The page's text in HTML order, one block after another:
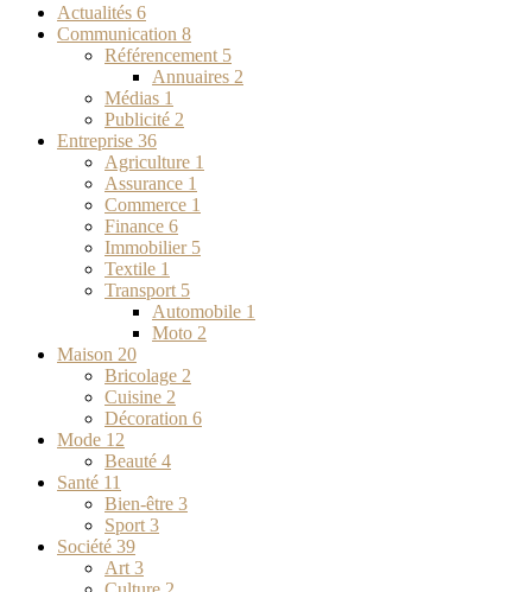
Actualités 6
Communication 8
Référencement 5
Annuaires 2
Médias 1
Publicité 2
Entreprise 36
Agriculture 1
Assurance 1
Commerce 1
Finance 6
Immobilier 5
Textile 1
Transport 5
Automobile 1
Moto 2
Maison 20
Bricolage 2
Cuisine 2
Décoration 6
Mode 12
Beauté 4
Santé 11
Bien-être 3
Sport 3
Société 39
Art 3